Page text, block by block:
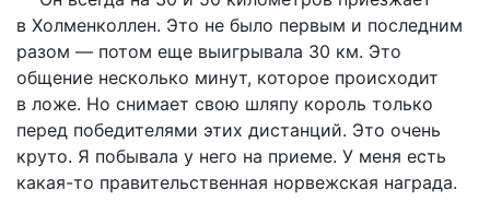
в Холменколлен. Это не было первым и последним
разом — потом еще выигрывала 30 км. Это
общение несколько минут, которое происходит
в ложе. Но снимает свою шляпу король только
перед победителями этих дистанций. Это очень
круто. Я побывала у него на приеме. У меня есть
какая-то правительственная норвежская награда.